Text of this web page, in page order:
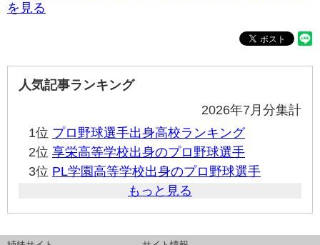
を見る
人気記事ランキング
2026年7月分集計
1位 プロ野球選手出身高校ランキング
2位 享栄高等学校出身のプロ野球選手
3位 PL学園高等学校出身のプロ野球選手
もっと見る